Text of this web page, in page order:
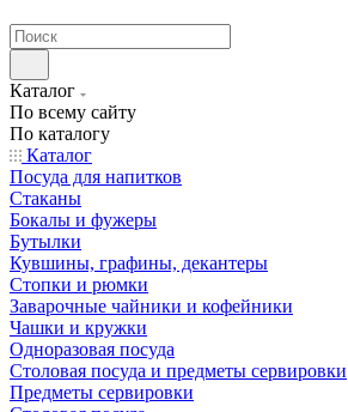
Каталог
По всему сайту
По каталогу
Каталог
Посуда для напитков
Стаканы
Бокалы и фужеры
Бутылки
Кувшины, графины, декантеры
Стопки и рюмки
Заварочные чайники и кофейники
Чашки и кружки
Одноразовая посуда
Столовая посуда и предметы сервировки
Предметы сервировки